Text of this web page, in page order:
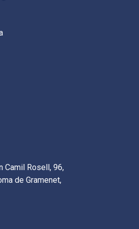
Camil Rosell, 96,
de Gramenet,